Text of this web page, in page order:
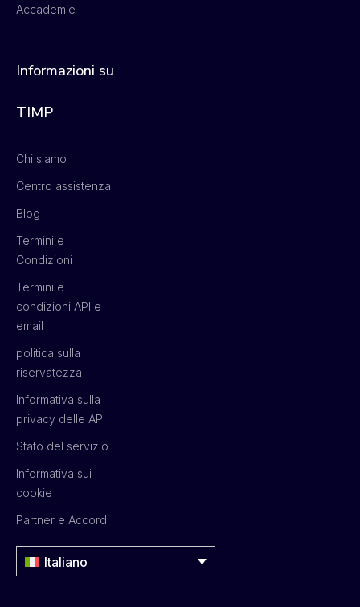
Accademie
Informazioni su
TIMP
Chi siamo
Centro assistenza
Blog
Termini e
Condizioni
Termini e
condizioni API e
email
politica sulla
riservatezza
Informativa sulla
privacy delle API
Stato del servizio
Informativa sui
cookie
Partner e Accordi
Italiano